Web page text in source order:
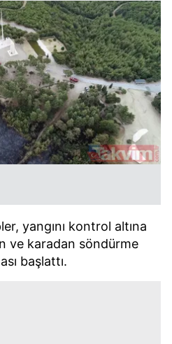
yangını kontrol altına
ve karadan söndürme
başlattı.